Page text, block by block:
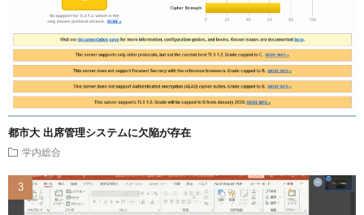
都市大 出席管理システムに欠陥が存在
学内総合